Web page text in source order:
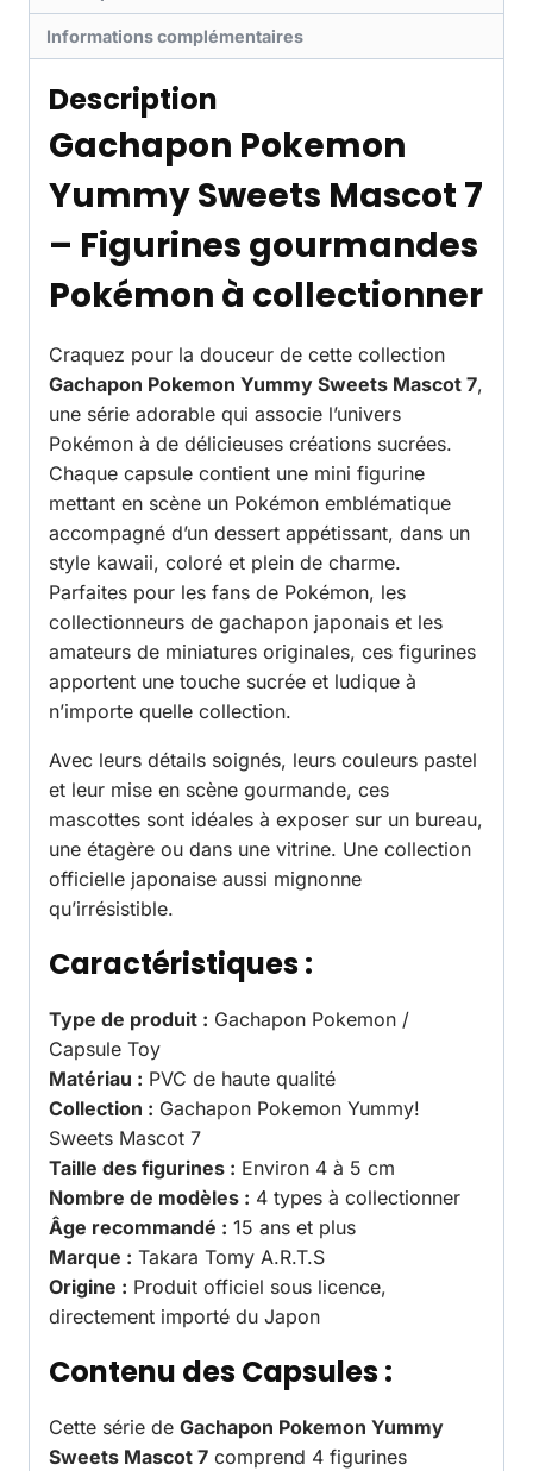
Informations complémentaires
Description
Gachapon Pokemon
Yummy Sweets Mascot 7
– Figurines gourmandes
Pokémon à collectionner
Craquez pour la douceur de cette collection
Gachapon Pokemon Yummy Sweets Mascot 7,
une série adorable qui associe l’univers
Pokémon à de délicieuses créations sucrées.
Chaque capsule contient une mini figurine
mettant en scène un Pokémon emblématique
accompagné d’un dessert appétissant, dans un
style kawaii, coloré et plein de charme.
Parfaites pour les fans de Pokémon, les
collectionneurs de gachapon japonais et les
amateurs de miniatures originales, ces figurines
apportent une touche sucrée et ludique à
n’importe quelle collection.
Avec leurs détails soignés, leurs couleurs pastel
et leur mise en scène gourmande, ces
mascottes sont idéales à exposer sur un bureau,
une étagère ou dans une vitrine. Une collection
officielle japonaise aussi mignonne
qu’irrésistible.
Caractéristiques :
Type de produit : Gachapon Pokemon /
Capsule Toy
Matériau : PVC de haute qualité
Collection : Gachapon Pokemon Yummy!
Sweets Mascot 7
Taille des figurines : Environ 4 à 5 cm
Nombre de modèles : 4 types à collectionner
Âge recommandé : 15 ans et plus
Marque : Takara Tomy A.R.T.S
Origine : Produit officiel sous licence,
directement importé du Japon
Contenu des Capsules :
Cette série de Gachapon Pokemon Yummy
Sweets Mascot 7 comprend 4 figurines